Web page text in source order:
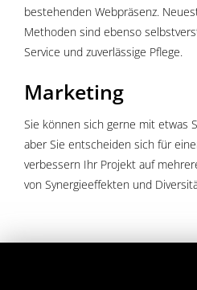
bestehenden Webpräsenz.
Methoden sind ebenso
Service und zuverlässige Pflege.
Marketing
Sie können sich gerne mit etwas
aber Sie entscheiden sich für
verbessern Ihr Projekt auf
von Synergieeffekten und